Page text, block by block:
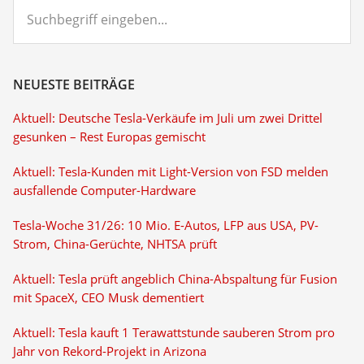
eingeben...
NEUESTE BEITRÄGE
Aktuell: Deutsche Tesla-Verkäufe im Juli um zwei Drittel
gesunken – Rest Europas gemischt
Aktuell: Tesla-Kunden mit Light-Version von FSD melden
ausfallende Computer-Hardware
Tesla-Woche 31/26: 10 Mio. E-Autos, LFP aus USA, PV-
Strom, China-Gerüchte, NHTSA prüft
Aktuell: Tesla prüft angeblich China-Abspaltung für Fusion
mit SpaceX, CEO Musk dementiert
Aktuell: Tesla kauft 1 Terawattstunde sauberen Strom pro
Jahr von Rekord-Projekt in Arizona